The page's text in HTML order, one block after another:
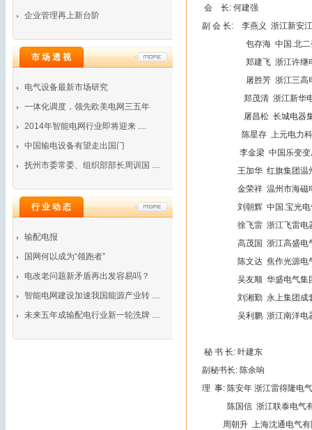
企业管理再上新台阶
市 场 透 视
电气设备最新市场研究
一体化调度，领先欧美电网三五年
2014年智能电网行业即将迎来 ....
中国输电设备有望走出国门
抚州市委常委、组织部部长周训国 ....
行 业 动 态
输配电报
国网何以成为“领跑者”
电改老问题新矛盾再出发容易吗？
智能电网建设加速我国能源产业转 ....
未来五年成输配电行业新一轮洗牌 ....
会
长: 何建强
副 会 长: 李燕义 浙江新
包存海 中国.北
郑建飞 浙江许
屠胜芳 浙江三
郑茂清 浙江新
屠昌松 长城电器
陈星存 上元电
李金梁 中国乐
王加华 红旗集团温州
金荣祥 温州市海磁电
刘朝辉 中国.宝光电
徐飞雷 浙江飞雷电
高茂国 浙江高盛电气
陈文达 焦作光源电气
吴友顺 华盛电气集团
刘湘勤 永上集团成套
吴利鹏 浙江南洋电器
秘 书 长: 叶建东
副秘书长: 陈余响
理 事: 陈安年 浙江雷得隆
陈国信 浙江联泰电气
周朝升 上海沈通电气